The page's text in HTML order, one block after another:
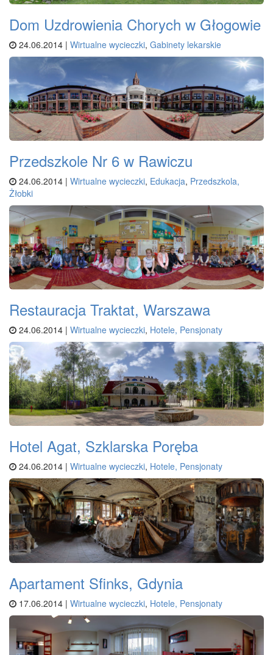
Dom Uzdrowienia Chorych w Głogowie
24.06.2014 | Wirtualne wycieczki, Gabinety lekarskie
Przedszkole Nr 6 w Rawiczu
24.06.2014 | Wirtualne wycieczki, Edukacja, Przedszkola,
Żłobki
Restauracja Traktat, Warszawa
24.06.2014 | Wirtualne wycieczki, Hotele, Pensjonaty
Hotel Agat, Szklarska Poręba
24.06.2014 | Wirtualne wycieczki, Hotele, Pensjonaty
Apartament Sfinks, Gdynia
17.06.2014 | Wirtualne wycieczki, Hotele, Pensjonaty